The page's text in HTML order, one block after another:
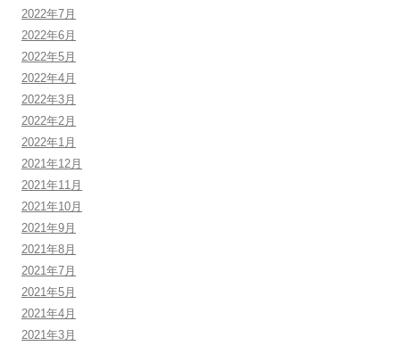
2022年7月
2022年6月
2022年5月
2022年4月
2022年3月
2022年2月
2022年1月
2021年12月
2021年11月
2021年10月
2021年9月
2021年8月
2021年7月
2021年5月
2021年4月
2021年3月